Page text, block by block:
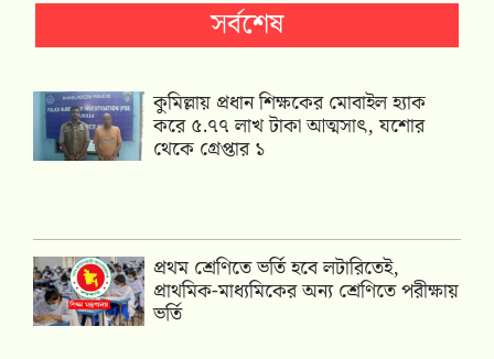
সর্বশেষ
কুমিল্লায় প্রধান শিক্ষকের মোবাইল হ্যাক
করে ৫.৭৭ লাখ টাকা আত্মসাৎ, যশোর
থেকে গ্রেপ্তার ১
প্রথম শ্রেণিতে ভর্তি হবে লটারিতেই,
প্রাথমিক-মাধ্যমিকের অন্য শ্রেণিতে পরীক্ষায়
ভর্তি